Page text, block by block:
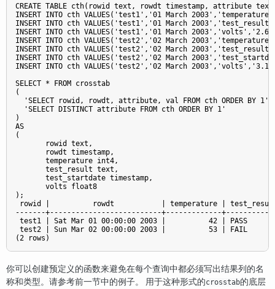
CREATE TABLE cth(rowid text, rowdt timestamp, attribute
INSERT INTO cth VALUES('test1','01 March
INSERT INTO cth VALUES('test1','01 March
INSERT INTO cth VALUES('test1','01 March
INSERT INTO cth VALUES('test2','02 March
INSERT INTO cth VALUES('test2','02 March
INSERT INTO cth VALUES('test2','02 March
INSERT INTO cth VALUES('test2','02 March
SELECT * FROM crosstab
(
  'SELECT rowid, rowdt, attribute, val FROM cth ORDER BY 1',
  'SELECT DISTINCT attribute FROM cth ORDER BY 1'
)
AS
(
       rowid text,
       rowdt timestamp,
       temperature int4,
       test_result text,
       test_startdate timestamp,
       volts float8
);
rowid |          rowdt           | temperature |
-------+--------------------------+-------------
test1 | Sat Mar 01 00:00:00 2003 |          42 |
test2 | Sun Mar 02 00:00:00 2003 |          53 | FAIL
你可以创建预定义的函数来避免在每个查询中都必须写出结果列的名
称和类型。请参考前一节中的例子。 用于这种形式的crosstab的底层